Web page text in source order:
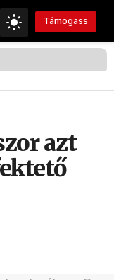
Támogass
azt